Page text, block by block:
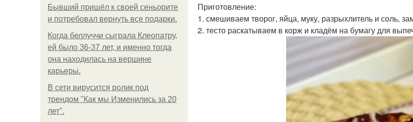
Бывший пришёл к своей сеньорите
и потребовал вернуть все подарки.
Когда беллуччи сыграла Клеопатру,
ей было 36-37 лет, и именно тогда
она находилась на вершине
карьеры.
В сети вирусится ролик под
трендом "Как мы Изменились за 20
лет".
Приготовление:
1. смешиваем творог, яйца, муку, разрыхлитель и соль,
2. тесто раскатываем в корж и кладём на бумагу для